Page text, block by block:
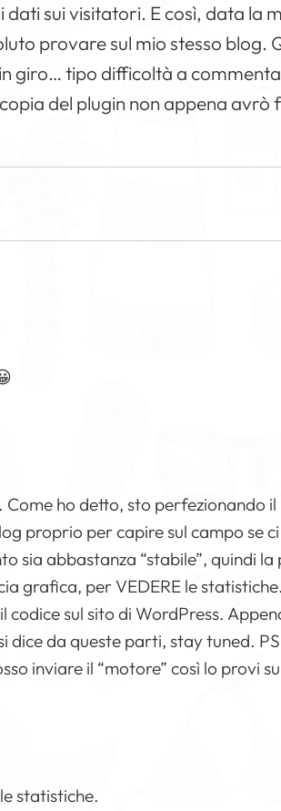
sui visitatori. E così, data la
provare sul mio stesso blog.
giro… tipo difficoltà a
del plugin non appena avrò
ho detto, sto perfezionando
proprio per capire sul campo se
sia abbastanza “stabile”, quindi la
grafica, per VEDERE le
sul sito di WordPress.
dice da queste parti, stay tuned.
inviare il “motore” così lo provi
statistiche.